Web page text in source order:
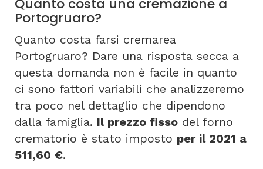
Quanto costa una cremazione a
Portogruaro?
Quanto costa farsi cremarea
Portogruaro? Dare una risposta secca a
questa domanda non è facile in quanto
ci sono fattori variabili che analizzeremo
tra poco nel dettaglio che dipendono
dalla famiglia. Il prezzo fisso del forno
crematorio è stato imposto per il 2021 a
511,60 €.